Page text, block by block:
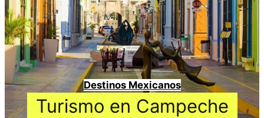
Destinos Mexicanos
Turismo en Campeche